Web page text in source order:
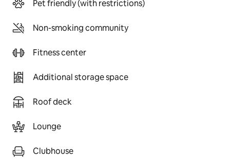
Pet friendly (with restrictions)
Non-smoking community
Fitness center
Additional storage space
Roof deck
Lounge
Clubhouse